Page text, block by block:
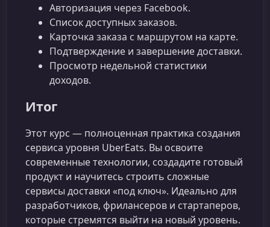
Авторизация через Facebook.
Список доступных заказов.
Карточка заказа с маршрутом на карте.
Подтверждение и завершение доставки.
Просмотр недельной статистики
доходов.
Итог
Этот курс — полноценная практика создания
сервиса уровня UberEats. Вы освоите
современные технологии, создадите готовый
продукт и научитесь строить сложные
сервисы доставки «под ключ». Идеально для
разработчиков, фрилансеров и стартаперов,
которые стремятся выйти на новый уровень.